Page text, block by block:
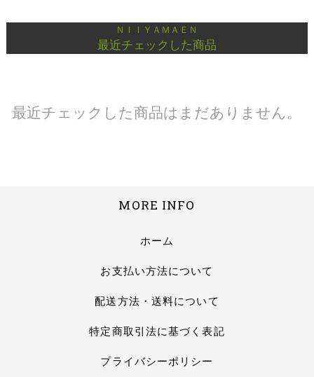
ＮＩＩＹＡＭＡＥＮ
最近チェックした商品
最近チェックした商品はまだありません。
MORE INFO
ホーム
お支払い方法について
配送方法・送料について
特定商取引法に基づく表記
プライバシーポリシー